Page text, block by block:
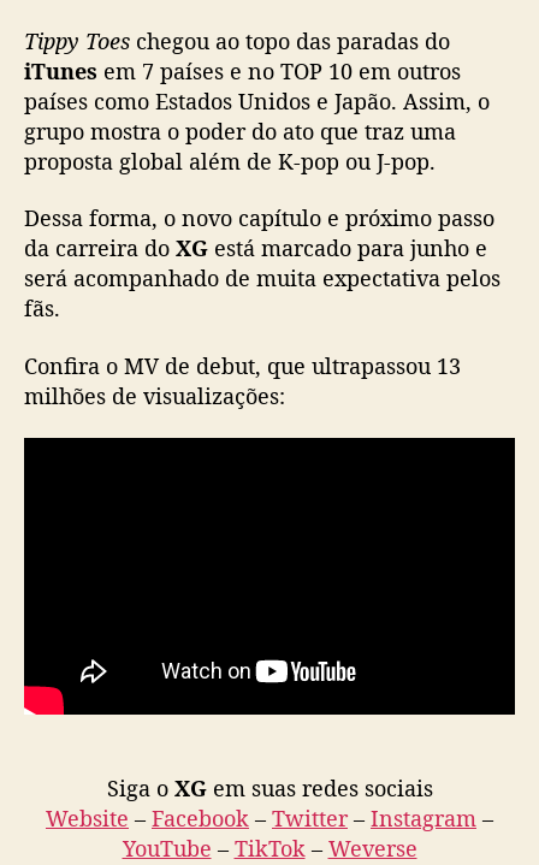
Tippy Toes chegou ao topo das paradas do
iTunes em 7 países e no TOP 10 em outros
países como Estados Unidos e Japão. Assim, o
grupo mostra o poder do ato que traz uma
proposta global além de K-pop ou J-pop.
Dessa forma, o novo capítulo e próximo passo
da carreira do XG está marcado para junho e
será acompanhado de muita expectativa pelos
fãs.
Confira o MV de debut, que ultrapassou 13
milhões de visualizações:
Siga o XG em suas redes sociais
Website – Facebook – Twitter– Instagram –
YouTube – TikTok– Weverse